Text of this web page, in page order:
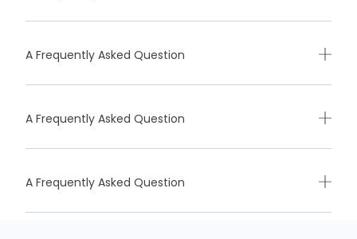
A Frequently Asked Question
A Frequently Asked Question
A Frequently Asked Question